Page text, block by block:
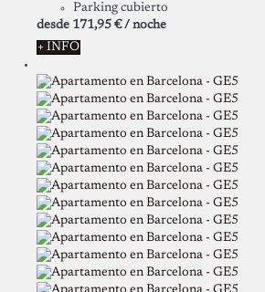
Parking cubierto
desde 171,95 € / noche
+ INFO